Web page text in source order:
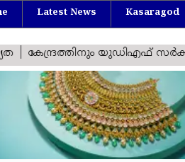
Latest News Kasaragod